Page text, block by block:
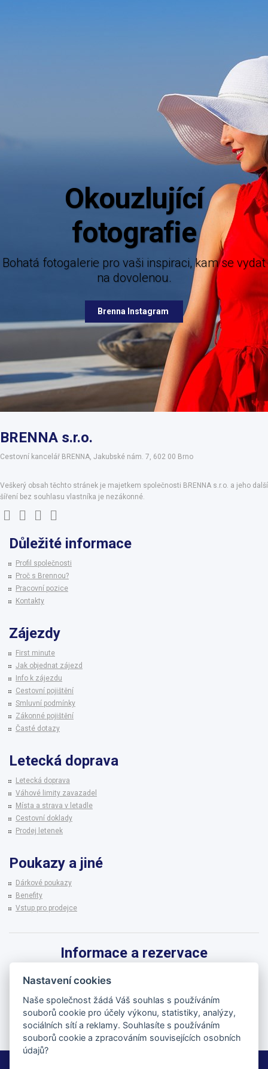
pro vaši inspiraci, kam se vydat
na dovolenou.
Brenna Instagram
Mějte dokonalý přehled o novinkách
nabízených destinací.
Brenna Facebook
BRENNA s.r.o.
Cestovní kancelář BRENNA, Jakubské nám. 7, 602 00 Brno
Veškerý obsah těchto stránek je majetkem společnosti BRENNA s.r.o. a jeho další
šíření bez souhlasu vlastníka je nezákonné.
Důležité informace
Profil společnosti
Proč s Brennou?
Pracovní pozice
Kontakty
Zájezdy
First minute
Jak objednat zájezd
Info k zájezdu
Cestovní pojištění
Smluvní podmínky
Zákonné pojištění
Časté dotazy
Letecká doprava
Letecká doprava
Váhové limity zavazadel
Místa a strava v letadle
Cestovní doklady
Prodej letenek
Poukazy a jiné
Dárkové poukazy
Benefity
Vstup pro prodejce
Informace a rezervace
542 215 256
brenna@brenna.cz
Nastavení cookies
Naše společnost žádá Váš souhlas s používáním
souborů cookie pro účely výkonu, statistiky, analýzy,
sociálních sítí a reklamy. Souhlasíte s používáním
souborů cookie a zpracováním souvisejících osobních
údajů?